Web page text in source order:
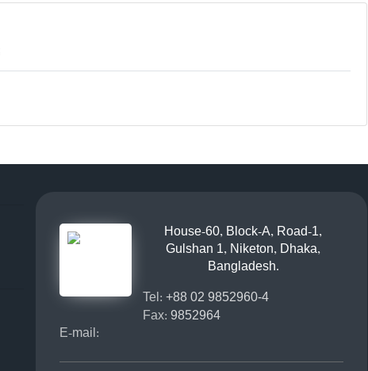
House-60, Block-A, Road-1,
Gulshan 1, Niketon, Dhaka,
Bangladesh.
Tel: +88 02 9852960-4
Fax: 9852964
E-mail: